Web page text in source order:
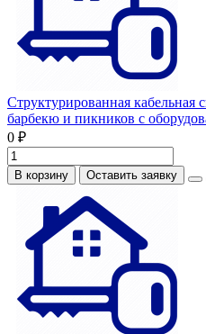
Структурированная кабельная
барбекю и пикников с
0 ₽
В корзину Оставить заявку